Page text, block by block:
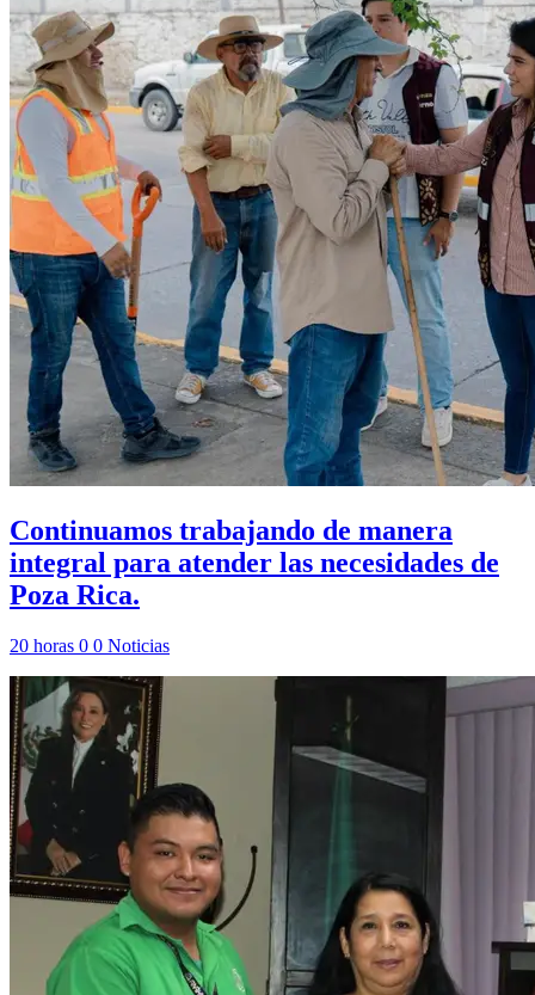
Continuamos trabajando de manera
integral para atender las necesidades de
Poza Rica.
20 horas 0 0 Noticias